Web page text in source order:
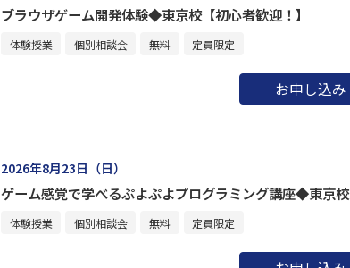
ブラウザゲーム開発体験◆東京校【初心者歓迎！】
体験授業 個別相談会 無料 定員限定
お申し込み
2026年8月23日（日）
ゲーム感覚で学べるぷよぷよプログラミング講座◆東京校
体験授業 個別相談会 無料 定員限定